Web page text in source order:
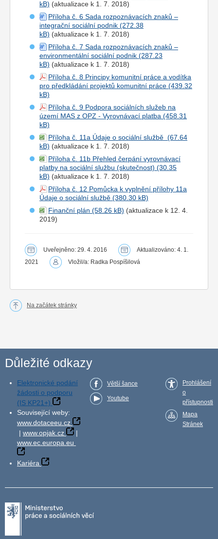
(aktualizace k 1. 7. 2018)
Příloha č. 6 Sada rozpoznávacích znaků –
integrační sociální podnik
(aktualizace k 1. 7. 2018)
Příloha č. 7 Sada rozpoznávacích znaků –
environmentální sociální podnik
(aktualizace k 1. 7. 2018)
Příloha č. 8 Principy komunitní práce a vodítka
pro předkládání projektů komunitní práce
Příloha č. 9 Podpora sociálních služeb na
území MAS z OPZ - Vyrovnávací platba
Příloha č. 11a Údaje o sociální službě
(aktualizace k 1. 7. 2018)
Příloha č. 11b Přehled čerpání vyrovnávací
platby na sociální službu (skutečnost)
(aktualizace k 1. 7. 2018)
Příloha č. 12 Pomůcka k vyplnění přílohy 11a
Údaje o sociální službě
Finanční plán
(aktualizace k 12. 4.
2019)
Uveřejněno: 29. 4. 2016
Aktualizováno: 4. 1.
2021
Vložil/a: Radka Pospíšilová
Na začátek stránky
Důležité odkazy
Elektronické podání
žádosti o podporu
(IS KP21+)
Související weby:
www.dotaceeu.cz
| www.opjak.cz
|
www.ec.europa.eu
Kariéra
Větší šance
Youtube
Prohlášení
o
přístupnosti
Mapa
Stránek